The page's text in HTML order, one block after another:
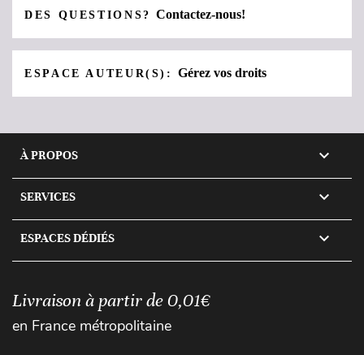
DES QUESTIONS?Contactez-nous!
ESPACE AUTEUR(S):Gérez vos droits
À PROPOS 
SERVICES 
ESPACES DÉDIÉS 
Livraison à partir de 0,01€
en France métropolitaine